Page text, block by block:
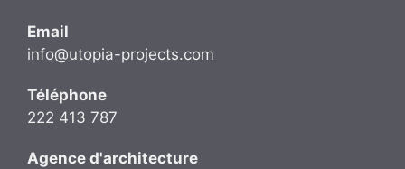
Email
info@utopia-projects.com
Téléphone
222 413 787
Agence d'architecture